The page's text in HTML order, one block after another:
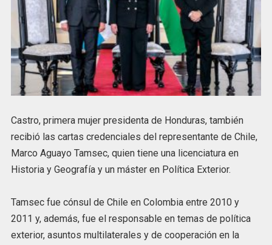
Castro, primera mujer presidenta de Honduras, también
recibió las cartas credenciales del representante de Chile,
Marco Aguayo Tamsec, quien tiene una licenciatura en
Historia y Geografía y un máster en Política Exterior.
Tamsec fue cónsul de Chile en Colombia entre 2010 y
2011 y, además, fue el responsable en temas de política
exterior, asuntos multilaterales y de cooperación en la